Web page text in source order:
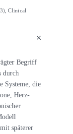
Clinical
Begriff
durch
Systeme, die
Herz-
späterer